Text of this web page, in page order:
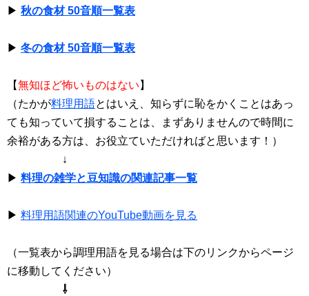
▶ 秋の食材 50音順一覧表
▶ 冬の食材 50音順一覧表
【無知ほど怖いものはない 】
（たかが料理用語とはいえ、知らずに恥をかくことはあっ
ても知っていて損することは、まずありませんので時間に
余裕がある方は、お役立ていただければと思います！）
↓
▶ 料理の雑学と豆知識の関連記事一覧
▶ 料理用語関連のYouTube動画を見る
（一覧表から調理用語を見る場合は下のリンクからページ
に移動してください）
⇩